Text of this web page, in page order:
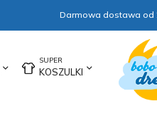
Darmowa dostawa od
KOSZULKI